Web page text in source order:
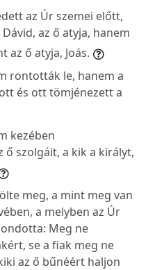
az Úr szemei előtt,
az ő atyja, hanem
az ő atyja, Joás.
rontották le, hanem a
és ott tömjénezett a
kezében
szolgáit, a kik a királyt,
meg, a mint meg van
a melyben az Úr
Meg ne
se a fiak meg ne
az ő bűnéért haljon